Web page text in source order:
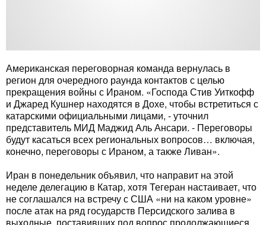
Американская переговорная команда вернулась в
регион для очередного раунда контактов с целью
прекращения войны с Ираном. «Господа Стив Уиткофф
и Джаред Кушнер находятся в Дохе, чтобы встретиться с
катарскими официальными лицами, - уточнил
представитель МИД Маджид Аль Ансари. - Переговоры
будут касаться всех региональных вопросов… включая,
конечно, переговоры с Ираном, а также Ливан».
Иран в понедельник объявил, что направит на этой
неделе делегацию в Катар, хотя Тегеран настаивает, что
не соглашался на встречу с США «ни на каком уровне»
после атак на ряд государств Персидского залива в
выходные, поставивших под вопрос продолжающиеся